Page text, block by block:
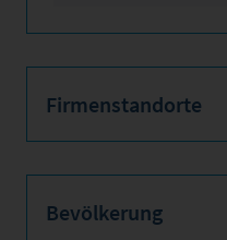
Firmenstandorte
Bevölkerung